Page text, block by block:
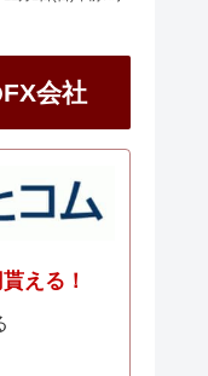
会社
える！